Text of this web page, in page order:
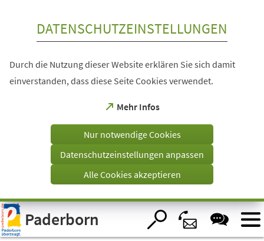
Visuelle
Assistenzsoftware
öffnen.
DATENSCHUTZEINSTELLUNGEN
Durch die Nutzung dieser Website erklären Sie sich damit
einverstanden, dass diese Seite Cookies verwendet.
Mehr Infos
(Öffnet
einem
Tab)
Nur notwendige Cookies
Datenschutzeinstellungen anpassen
Alle Cookies akzeptieren
Paderborn